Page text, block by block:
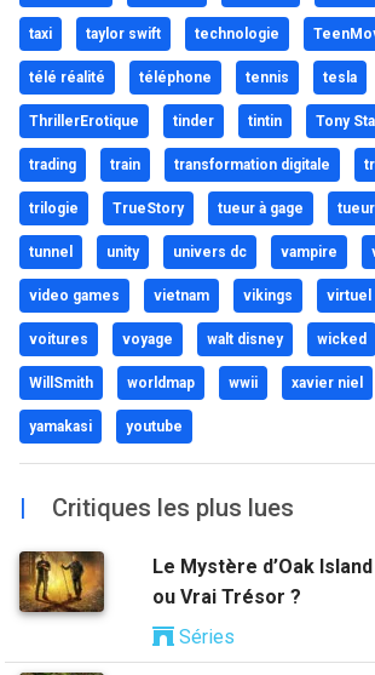
taxi taylor swift technologie
télé réalité téléphone tennis tesla
ThrillerErotique tinder tintin Tony
trading train transformation digitale
trilogie TrueStory tueur à gage
tunnel unity univers dc vampire
video games vietnam vikings virtuel
voitures voyage walt disney wicked
WillSmith worldmap wwii xavier niel
yamakasi youtube
| Critiques les plus lues
Le Mystère d’Oak
ou Vrai Trésor ?
Séries